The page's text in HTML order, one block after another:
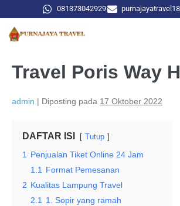
081373042929
Travel Poris Way
admin | Diposting pada 17 Oktober 2022
DAFTAR ISI Tutup
1
Penjualan Tiket Online 24 Jam
1.1
Format Pemesanan
2 Kualitas Lampung Travel
2.1
1. Sopir yang ramah